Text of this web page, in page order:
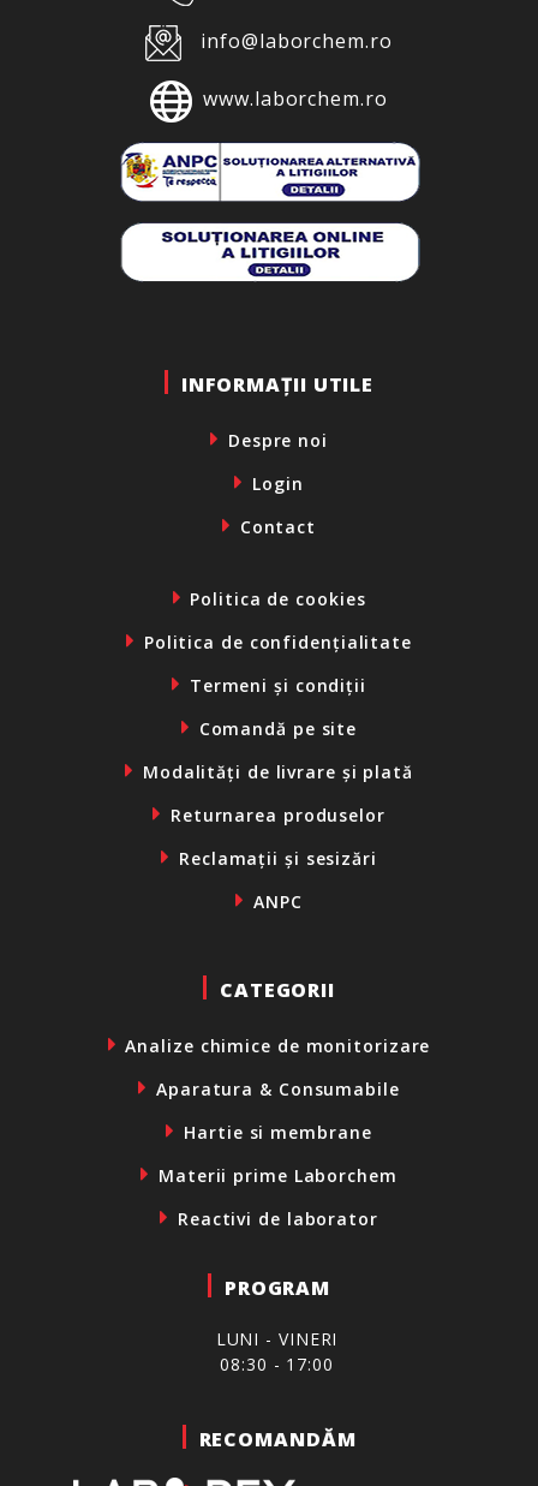
info@laborchem.ro
www.laborchem.ro
INFORMAȚII UTILE
Despre noi
Login
Contact
Politica de cookies
Politica de confidențialitate
Termeni și condiții
Comandă pe site
Modalități de livrare și plată
Returnarea produselor
Reclamații și sesizări
ANPC
CATEGORII
Analize chimice de monitorizare
Aparatura & Consumabile
Hartie si membrane
Materii prime Laborchem
Reactivi de laborator
PROGRAM
LUNI - VINERI
08:30 - 17:00
RECOMANDĂM